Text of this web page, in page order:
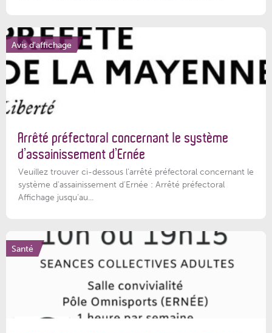
Avis d'affichage
Arrêté préfectoral concernant le système
d’assainissement d’Ernée
Veuillez trouver ci-dessous l’arrêté préfectoral concernant le
système d'assainissement d'Ernée : Arrêté préfectoral
Affichage jusqu'au...
Santé